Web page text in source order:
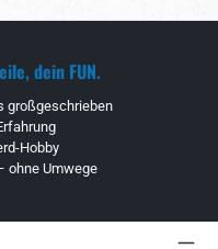
dein FUN.
großgeschrieben
Hobby
ohne Umwege